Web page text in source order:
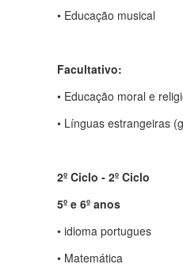
• Educação musical
Facultativo:
• Educação moral e
• Línguas estrangeiras
2º Ciclo - 2º Ciclo
5º e 6º anos
• idioma portugues
• Matemática